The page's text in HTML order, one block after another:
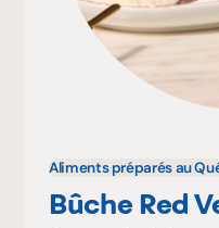
Aliments préparés au
Bûche Red